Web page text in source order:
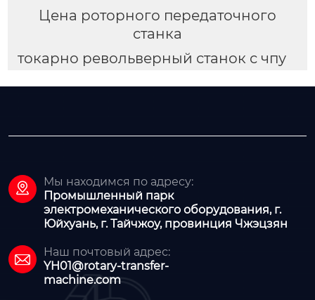
Цена роторного передаточного
станка
токарно револьверный станок с чпу

Мы находимся по адресу:
Промышленный парк
электромеханического оборудования, г.
Юйхуань, г. Тайчжоу, провинция Чжэцзян

Наш почтовый адрес:
YH01@rotary-transfer-
machine.com